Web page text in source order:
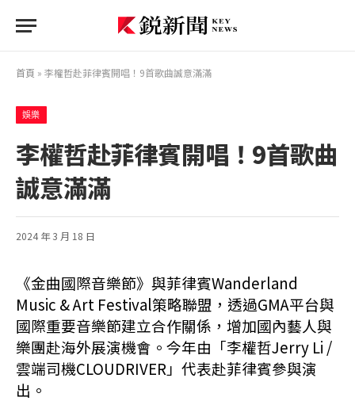
首頁 » 李權哲赴菲律賓開唱！9首歌曲誠意滿滿
娛樂
李權哲赴菲律賓開唱！9首歌曲
誠意滿滿
2024 年 3 月 18 日
《金曲國際音樂節》與菲律賓Wanderland
Music & Art Festival策略聯盟，透過GMA平台與
國際重要音樂節建立合作關係，增加國內藝人與
樂團赴海外展演機會。今年由 「李權哲Jerry Li /
雲端司機CLOUDRIVER」代表赴菲律賓參與演
出。